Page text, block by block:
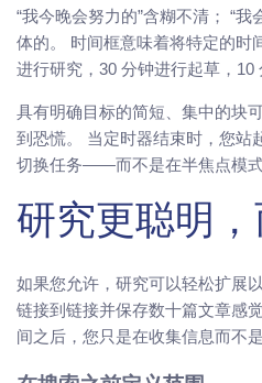
“我今晚会努力的”含糊不清； “
体的。 时间框意味着将特定的时
进行研究，30 分钟进行起草，10
具有明确目标的简短、集中的块
到恐慌。 当定时器结束时，您站
切换任务——而不是在半焦点模式
研究更聪明
如果您允许，研究可以轻松扩展
链接到链接并保存数十篇文章感
间之后，您只是在收集信息而不是